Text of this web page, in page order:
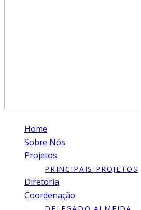
Home
Sobre Nós
Projetos
PRINCIPAIS PROJETOS
Diretoria
Coordenação